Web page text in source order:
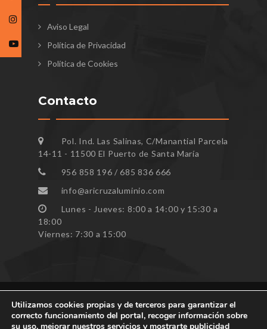
Aviso Legal
Política de Privacidad
Política de Cookies
Contacto
Pol. Ind. Las Salinas, C/Manantial Parcela
14-11 - 11500 El Puerto de Santa María
956 858 196 / 685 836 666
info@aricruzaluminio.com
Lunes - Jueves: 8:00 a 14:00 y 15:30 a
18:00
Viernes: 7:30 a 15:00
Todos los derechos reservados ARICRUZ © 2023
Utilizamos cookies propias y de terceros para garantizar el
correcto funcionamiento del portal, recoger información sobre
su uso, mejorar nuestros servicios y mostrarte publicidad